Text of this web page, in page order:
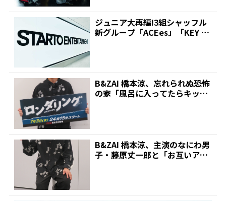
ジュニア大再編!3組シャッフル
新グループ「ACEes」「KEY T
B&ZAI 橋本涼、忘れられぬ恐怖
の家「風呂に入ってたらキッチ
B&ZAI 橋本涼、主演のなにわ男
子・藤原丈一郎と「お互いアイ